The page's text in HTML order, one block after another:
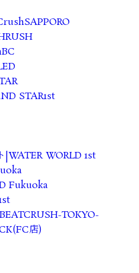
STAR1st
|WATER WORLD 1st
Fukuoka
TOKYO-
店)